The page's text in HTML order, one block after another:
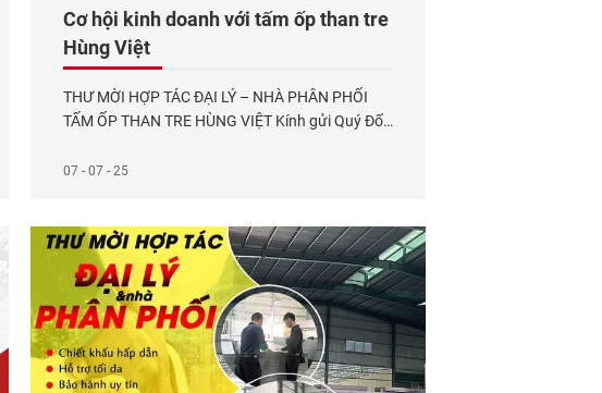
Cơ hội kinh doanh với tấm ốp than tre
Hùng Việt
THƯ MỜI HỢP TÁC ĐẠI LÝ – NHÀ PHÂN PHỐI
TẤM ỐP THAN TRE HÙNG VIỆT Kính gửi Quý Đối
hào là nhà sản xuất tiên phong trong lĩnh vực
07 - 07 - 25